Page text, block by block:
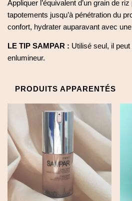
Appliquer l’équivalent d’un grain de
tapotements jusqu’à pénétration du
confort, hydrater auparavant avec
LE TIP SAMPAR : Utilisé seul, il
enlumineur.
PRODUITS APPARENTÉS